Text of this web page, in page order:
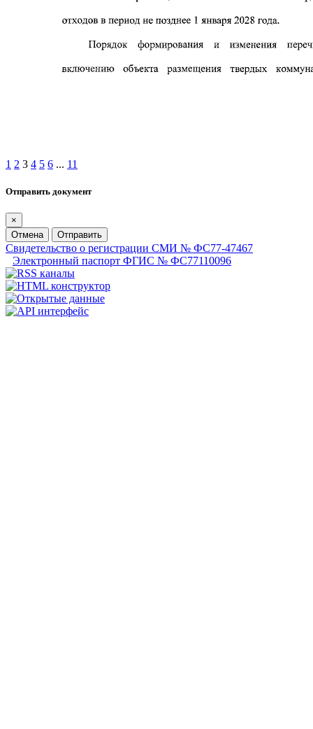
1 2 3 4 5 6 ... 11
Отправить документ
×
Отмена
Отправить
Свидетельство о регистрации СМИ № ФС77-47467
Электронный паспорт ФГИС № ФС77110096